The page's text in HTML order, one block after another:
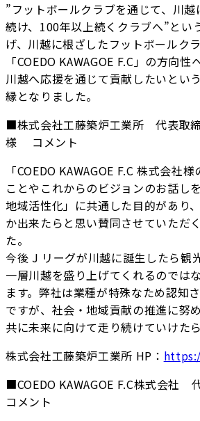
”フットボールクラブを通じて、川
続け、100年以上続くクラブへ”とい
げ、川越に根ざしたフットボールク
「COEDO KAWAGOE F.C」の方向
川越へ応援を通じて貢献したいとい
縁となりました。
■株式会社工藤築炉工業所 代表取
様 コメント
「COEDO KAWAGOE F.C 株式会社
ことやこれからのビジョンのお話し
地域活性化」に共通した目的があり
か出来たらと思い賛同させていただ
た。
今後 J リーグが川越に誕生したら観
一層川越を盛り上げてくれるのでは
ます。弊社は業種が特殊なため認知
ですが、社会・地域貢献の推進に努
共に未来に向けて走り続けていけた
株式会社工藤築炉工業所 HP：
■COEDO KAWAGOE F.C株式会社
コメント